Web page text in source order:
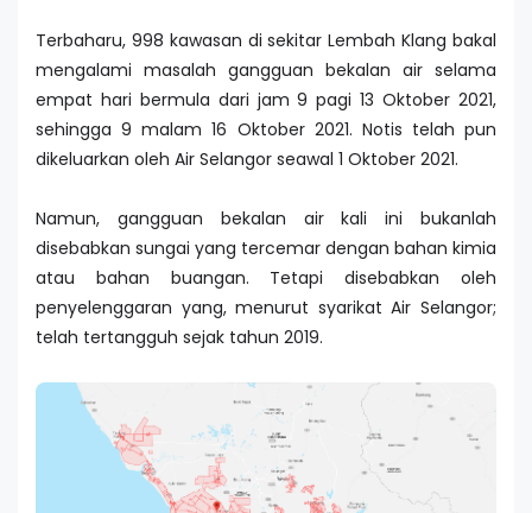
Terbaharu, 998 kawasan di sekitar Lembah Klang bakal
mengalami masalah gangguan bekalan air selama
empat hari bermula dari jam 9 pagi 13 Oktober 2021,
sehingga 9 malam 16 Oktober 2021. Notis telah pun
dikeluarkan oleh Air Selangor seawal 1 Oktober 2021.
Namun, gangguan bekalan air kali ini bukanlah
disebabkan sungai yang tercemar dengan bahan kimia
atau bahan buangan. Tetapi disebabkan oleh
penyelenggaran yang, menurut syarikat Air Selangor;
telah tertangguh sejak tahun 2019.